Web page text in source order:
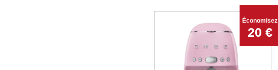
Économisez
20 €